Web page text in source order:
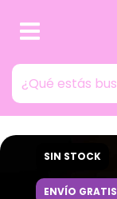
SIN STOCK
ENVÍO GRATIS